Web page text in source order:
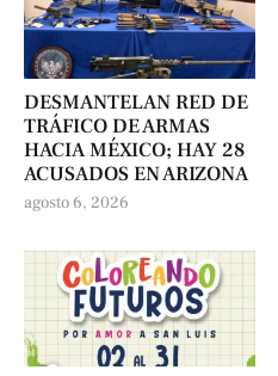
DESMANTELAN RED DE
TRÁFICO DE ARMAS
HACIA MÉXICO; HAY 28
ACUSADOS EN ARIZONA
agosto 6, 2026